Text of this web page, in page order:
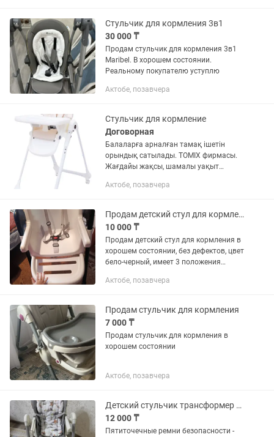
Стульчик для кормления 3в1
30 000 ₸
Продам стульчик для кормления 3в1
Maribel. В хорошем состоянии.
Реальному покупателю уступлю
Актобе, позавчера
Стульчик для кормление
Договорная
Балаларға арналған тамақ ішетін
орындық сатылады. TOMIX фирмасы.
Жағдайы жақсы, шамалы уақыт
Арзанға беремін. Цвет серый, дәл
Актобе, позавчера
Продам детский стул для кормления
10 000 ₸
Продам детский стул для кормления в
хорошем состоянии, без дефектов, цвет
бело-черный, имеет 3 положения
Актобе, позавчера
Продам стульчик для кормления
7 000 ₸
Продам стульчик для кормления в
хорошем состоянии
Актобе, позавчера
Детский стульчик трансформер серый для кормления
12 000 ₸
Пятиточечные ремни безопасности -